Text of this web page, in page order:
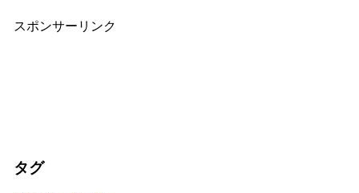
スポンサーリンク
タグ